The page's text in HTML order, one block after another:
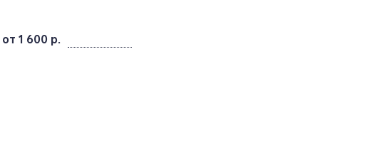
от 1 600 р.